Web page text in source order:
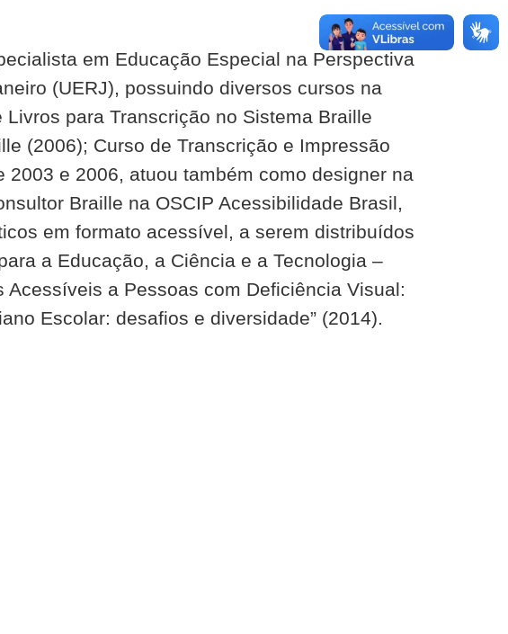
em Educação Especial na Perspectiva
(UERJ), possuindo diversos cursos na
para Transcrição no Sistema Braille
(2006); Curso de Transcrição e Impressão
e 2006, atuou também como designer na
Braille na OSCIP Acessibilidade Brasil,
em formato acessível, a serem distribuídos
a Educação, a Ciência e a Tecnologia –
Acessíveis a Pessoas com Deficiência Visual:
Escolar: desafios e diversidade” (2014).